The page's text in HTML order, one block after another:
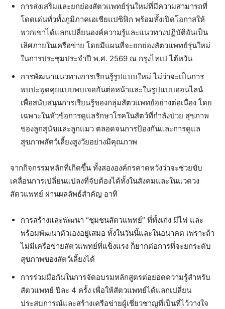
การส่งเสริมและยกย่องสัตวแพทย์รุ่นใหม่ที่มีความสามารถที่
โดดเด่นทั่วทั้งภูมิภาคเอเชียแปซิฟิก พร้อมทั้งเปิดโอกาสให้
พวกเขาได้แลกเปลี่ยนองค์ความรู้และแนวทางปฏิบัติอันเป็น
เลิศภายในเครือข่าย โดยมีแผนที่จะยกย่องสัตวแพทย์รุ่นใหม่
ในการประชุมประจำปี พ.ศ. 2569 ณ กรุงไทเป ไต้หวัน
การพัฒนาแนวทางการเรียนรู้รูปแบบใหม่ ไม่ว่าจะเป็นการ
พบปะพูดคุยแบบพบเจอกันต่อหน้าและในรูปแบบออนไลน์
เพื่อสนับสนุนการเรียนรู้ของกลุ่มสัตวแพทย์อย่างต่อเนื่อง โดย
เฉพาะในหัวข้อการดูแลรักษาโรคในสัตว์ที่กำลังป่วย สุขภาพ
ของลูกสุนัขและลูกแมว ตลอดจนการป้องกันและการดูแล
สุขภาพสัตว์เลี้ยงสูงวัยอย่างมีคุณภาพ
จากกิจกรรมหลักที่เกิดขึ้น ทั้งสององค์กรคาดหวังว่าจะช่วยขับ
เคลื่อนการเปลี่ยนแปลงที่จับต้องได้ทั้งในสังคมและในแวดวง
สัตวแพทย์ ผ่านผลลัพธ์สำคัญ อาทิ
การสร้างและพัฒนา “ชุมชนสัตวแพทย์” ที่ทั้งเก่ง มีไฟ และ
พร้อมพัฒนาตัวเองอยู่เสมอ ทั้งในวันนี้และในอนาคต เพราะถ้า
ไม่มีเครือข่ายสัตวแพทย์ที่แข็งแรง ก็ยากต่อการที่จะยกระดับ
สุขภาพของสัตว์เลี้ยงได้
การร่วมมือกันในการจัดอบรมหลักสูตรต่อยอดความรู้สำหรับ
สัตวแพทย์ ปีละ 4 ครั้ง เพื่อให้สัตวแพทย์ได้แลกเปลี่ยน
ประสบการณ์และสร้างเครือข่ายผู้เชี่ยวชาญที่เป็นที่ไว้วางใจ